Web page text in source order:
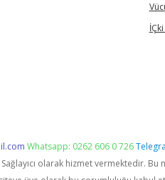
Whatsapp: 0262 606 0 726
olarak hizmet vermektedir.